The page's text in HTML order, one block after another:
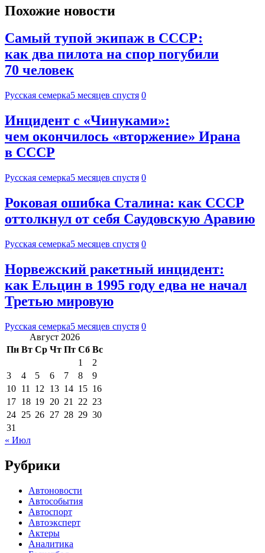
Похожие новости
Самый тупой экипаж в СССР:
как два пилота на спор погубили
70 человек
Русская семерка5 месяцев спустя 0
Инцидент с «Чинуками»:
чем окончилось «вторжение» Ирана
в СССР
Русская семерка5 месяцев спустя 0
Роковая ошибка Сталина: как СССР
оттолкнул от себя Саудовскую Аравию
Русская семерка5 месяцев спустя 0
Норвежский ракетный инцидент:
как Ельцин в 1995 году едва не начал
Третью мировую
Русская семерка5 месяцев спустя 0
Август 2026
Пн Вт Ср Чт Пт Сб Вс
1
2
3
4 5 6 7 8
9
10 11 12 13 14 15 16
17 18 19 20 21 22 23
24 25 26 27 28 29 30
31
« Июл
Рубрики
Автоновости
Автособытия
Автоспорт
Автоэксперт
Актеры
Аналитика